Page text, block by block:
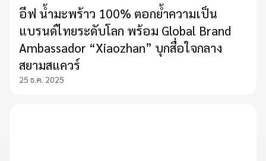
อีฟ น้ำมะพร้าว 100% ตอกย้ำความเป็น
แบรนด์ไทยระดับโลก พร้อม Global Brand
Ambassador “Xiaozhan” บุกสื่อใจกลาง
สยามสแควร์
25 ธ.ค. 2025